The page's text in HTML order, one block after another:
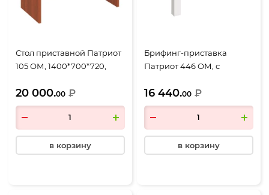
Стол приставной Патриот
105 ОМ, 1400*700*720,
20 000.00 ₽
в корзину
Брифинг-приставка
Патриот 446 ОМ, с
миланский орех
16 440.00 ₽
в корзину